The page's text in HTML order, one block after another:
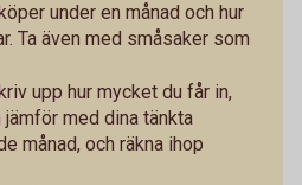
under en månad och hur
Ta även med småsaker som
upp hur mycket du får in,
jämför med dina tänkta
månad, och räkna ihop